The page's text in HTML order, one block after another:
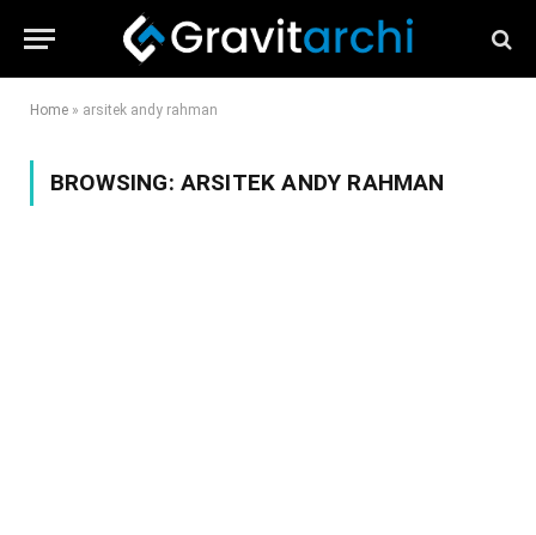
Home » arsitek andy rahman
BROWSING: ARSITEK ANDY RAHMAN